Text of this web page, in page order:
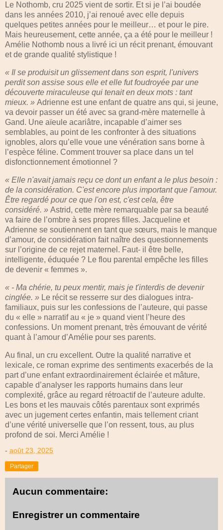
Le Nothomb, cru 2025 vient de sortir. Et si je l’ai boudée
dans les années 2010, j’ai renoué avec elle depuis
quelques petites années pour le meilleur… et pour le pire.
Mais heureusement, cette année, ça a été pour le meilleur !
Amélie Nothomb nous a livré ici un récit prenant, émouvant
et de grande qualité stylistique !
« Il se produisit un glissement dans son esprit, l'univers
perdit son assise sous elle et elle fut foudroyée par une
découverte miraculeuse qui tenait en deux mots : tant
mieux. » Adrienne est une enfant de quatre ans qui, si jeune,
va devoir passer un été avec sa grand-mère maternelle à
Gand. Une aïeule acariâtre, incapable d’aimer ses
semblables, au point de les confronter à des situations
ignobles, alors qu’elle voue une vénération sans borne à
l’espèce féline. Comment trouver sa place dans un tel
disfonctionnement émotionnel ?
« Elle n'avait jamais reçu ce dont un enfant a le plus besoin :
de la considération. C'est encore plus important que l'amour.
Être regardé pour ce que l'on est, c'est cela, être
considéré. » Astrid, cette mère remarquable par sa beauté
va faire de l’ombre à ses propres filles. Jacqueline et
Adrienne se soutiennent en tant que sœurs, mais le manque
d’amour, de considération fait naître des questionnements
sur l’origine de ce rejet maternel. Faut- il être belle,
intelligente, éduquée ? Le flou parental empêche les filles
de devenir « femmes ».
« - Ma chérie, tu peux mentir, mais je t'interdis de devenir
cinglée. » Le récit se resserre sur des dialogues intra-
familiaux, puis sur les confessions de l’auteure, qui passe
du « elle » narratif au « je » quand vient l’heure des
confessions. Un moment prenant, très émouvant de vérité
quant à l’amour d’Amélie pour ses parents.
Au final, un cru excellent. Outre la qualité narrative et
lexicale, ce roman exprime des sentiments exacerbés de la
part d’une enfant extraordinairement éclairée et mâture,
capable d’analyser les rapports humains dans leur
complexité, grâce au regard rétroactif de l’auteure adulte.
Les bons et les mauvais côtés parentaux sont exprimés
avec un jugement certes enfantin, mais tellement criant
d’une vérité universelle que l’on ressent, tous, au plus
profond de soi. Merci Amélie !
- août 23, 2025
Partager
Aucun commentaire:
Enregistrer un commentaire